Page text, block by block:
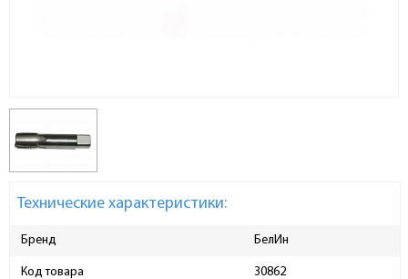
Технические характеристики:
Бренд БелИн
Код товара 30862